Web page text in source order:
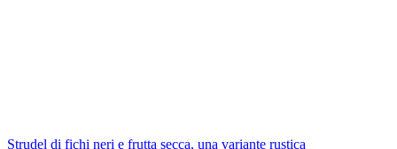
Strudel di fichi neri e frutta secca, una variante rustica